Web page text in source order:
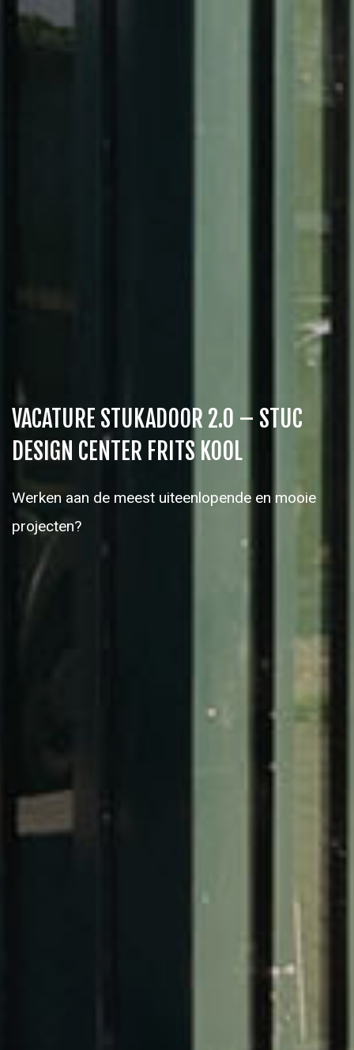
VACATURE STUKADOOR 2.0 – STUC
DESIGN CENTER FRITS KOOL
Werken aan de meest uiteenlopende en mooie
projecten?